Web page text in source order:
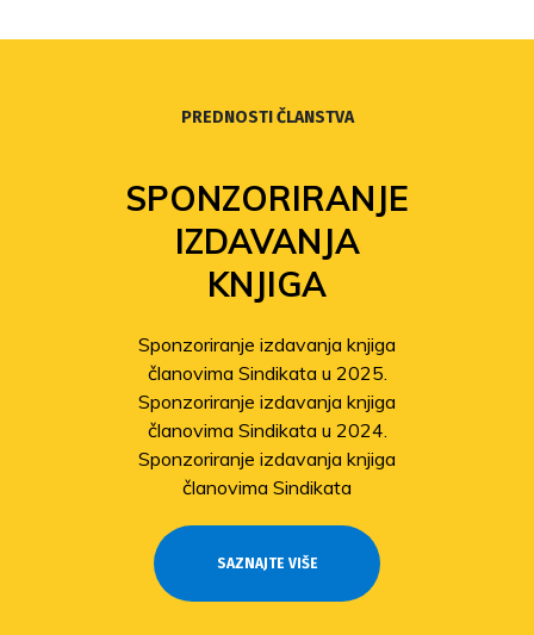
PREDNOSTI ČLANSTVA
SPONZORIRANJE
IZDAVANJA
KNJIGA
Sponzoriranje izdavanja knjiga
članovima Sindikata u 2025.
Sponzoriranje izdavanja knjiga
članovima Sindikata u 2024.
Sponzoriranje izdavanja knjiga
članovima Sindikata
SAZNAJTE VIŠE